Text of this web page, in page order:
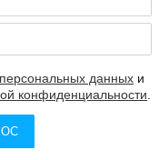
данных и
конфиденциальности